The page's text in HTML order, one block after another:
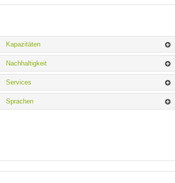
Kapazitäten
Nachhaltigkeit
Services
Sprachen